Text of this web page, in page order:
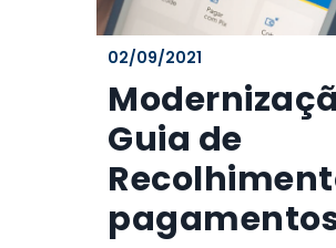
02/09/2021
Guia de